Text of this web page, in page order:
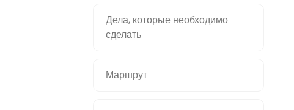
Дела, которые необходимо
сделать
Маршрут